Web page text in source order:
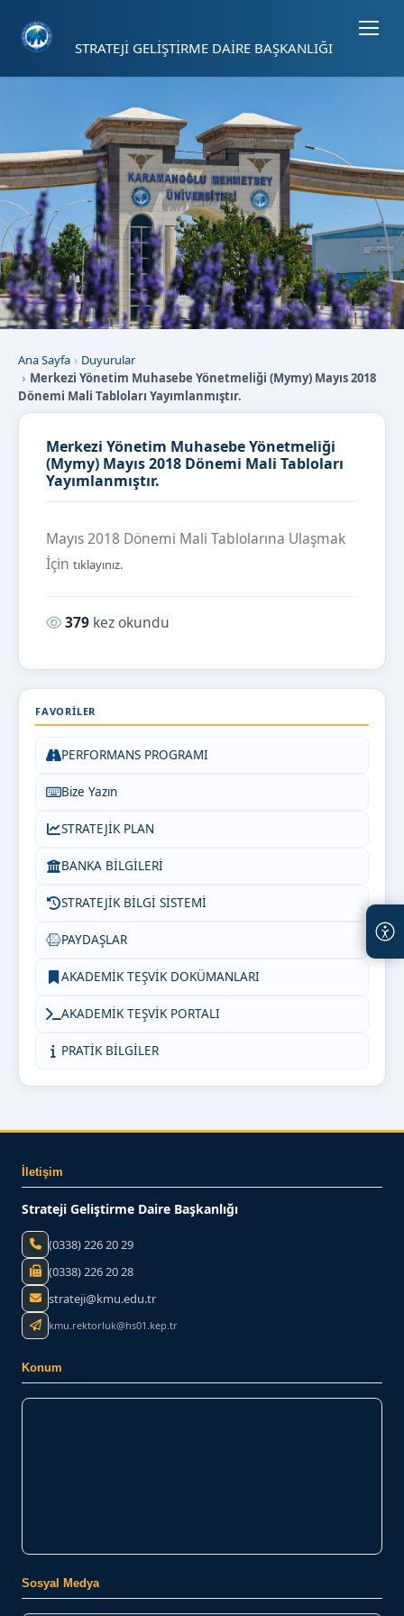
STRATEJİ GELİŞTİRME DAİRE BAŞKANLIĞI
Ana Sayfa
Duyurular
Merkezi Yönetim Muhasebe Yönetmeliği (Mymy) Mayıs 2018
Dönemi Mali Tabloları Yayımlanmıştır.
Merkezi Yönetim Muhasebe Yönetmeliği
(Mymy) Mayıs 2018 Dönemi Mali Tabloları
Yayımlanmıştır.
Mayıs 2018 Dönemi Mali Tablolarına Ulaşmak
İçin tıklayınız.
Okunma sayısı:
379 kez okundu
FAVORILER
PERFORMANS PROGRAMI
Bize Yazın
STRATEJİK PLAN
BANKA BİLGİLERİ
STRATEJİK BİLGİ SİSTEMİ
PAYDAŞLAR
AKADEMİK TEŞVİK DOKÜMANLARI
AKADEMİK TEŞVİK PORTALI
PRATİK BİLGİLER
İletişim
Strateji Geliştirme Daire Başkanlığı
(0338) 226 20 29
(0338) 226 20 28
strateji@kmu.edu.tr
kmu.rektorluk@hs01.kep.tr
Konum
Sosyal Medya